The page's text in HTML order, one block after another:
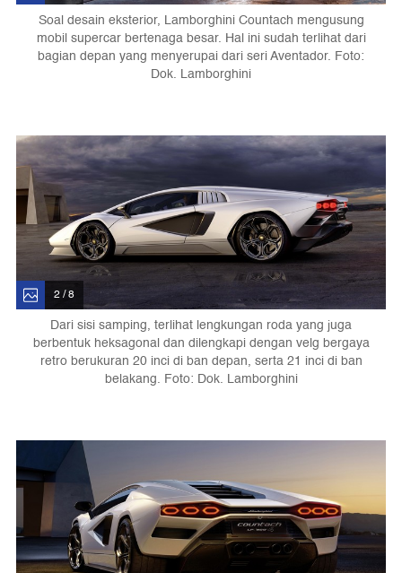
Soal desain eksterior, Lamborghini Countach mengusung
mobil supercar bertenaga besar. Hal ini sudah terlihat dari
bagian depan yang menyerupai dari seri Aventador. Foto:
Dok. Lamborghini
2 / 8
Dari sisi samping, terlihat lengkungan roda yang juga
berbentuk heksagonal dan dilengkapi dengan velg bergaya
retro berukuran 20 inci di ban depan, serta 21 inci di ban
belakang. Foto: Dok. Lamborghini